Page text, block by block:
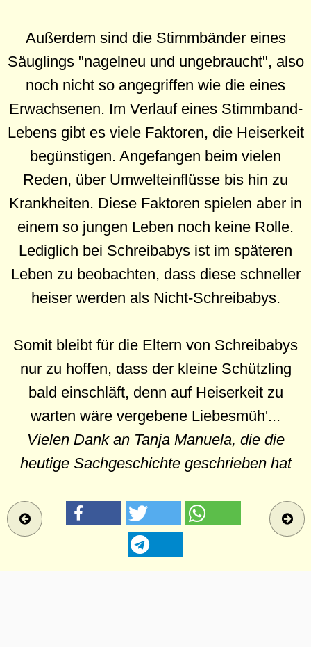
Außerdem sind die Stimmbänder eines
Säuglings "nagelneu und ungebraucht", also
noch nicht so angegriffen wie die eines
Erwachsenen. Im Verlauf eines Stimmband-
Lebens gibt es viele Faktoren, die Heiserkeit
begünstigen. Angefangen beim vielen
Reden, über Umwelteinflüsse bis hin zu
Krankheiten. Diese Faktoren spielen aber in
einem so jungen Leben noch keine Rolle.
Lediglich bei Schreibabys ist im späteren
Leben zu beobachten, dass diese schneller
heiser werden als Nicht-Schreibabys.
Somit bleibt für die Eltern von Schreibabys
nur zu hoffen, dass der kleine Schützling
bald einschläft, denn auf Heiserkeit zu
warten wäre vergebene Liebesmüh'...
Vielen Dank an Tanja Manuela, die die
heutige Sachgeschichte geschrieben hat